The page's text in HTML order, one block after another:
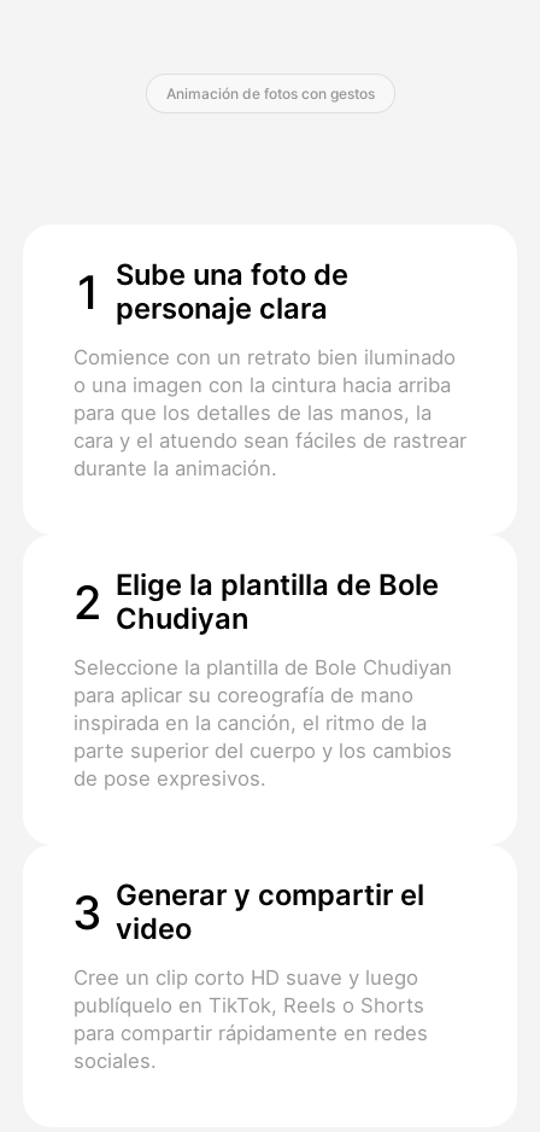
Animación de fotos con gestos
1
Sube una foto de
personaje clara
Comience con un retrato bien iluminado
o una imagen con la cintura hacia arriba
para que los detalles de las manos, la
cara y el atuendo sean fáciles de rastrear
durante la animación.
2 Elige la plantilla de Bole
Chudiyan
Seleccione la plantilla de Bole Chudiyan
para aplicar su coreografía de mano
inspirada en la canción, el ritmo de la
parte superior del cuerpo y los cambios
de pose expresivos.
3 Generar y compartir el
video
Cree un clip corto HD suave y luego
publíquelo en TikTok, Reels o Shorts
para compartir rápidamente en redes
sociales.